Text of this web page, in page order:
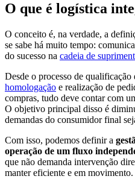
O que é logística
O conceito é, na verdade, a
se sabe há muito tempo:
do sucesso na cadeia de
Desde o processo de qualificação
homologação e realização de
compras, tudo deve contar com
O objetivo principal disso é
demandas do consumidor final
Com isso, podemos definir a
operação de um fluxo
que não demanda intervenção
manter eficiente e em movimento.